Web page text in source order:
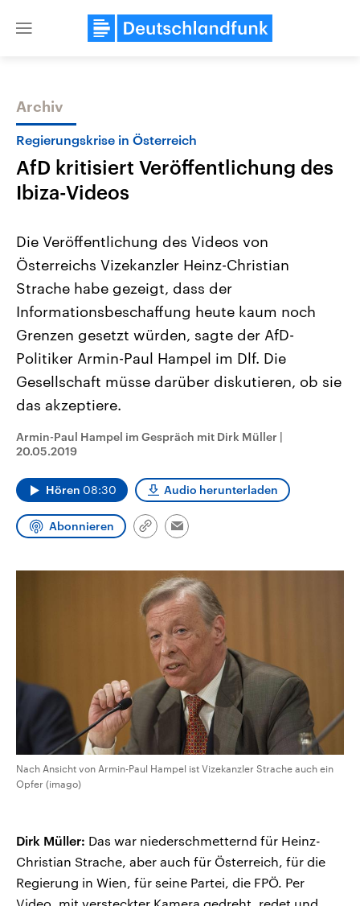
Close
Themen
Landtagswahl Sachsen-Anhalt
2026
Alle Informationen
Sachsen-Anhalt wählt am 6.
September 2026 einen neuen
Landtag. Seit 2021 wird das
Bundesland von einer Koalition aus
Umfragen, Prognosen,
Wahlprogramme, aktuelle Berichte
und Hintergründe zu den Parteien
Wahl.
USA
Aktuelle Beiträge,
Hintergründe
Wirtschaftlich und
gehören die Vereinigten
den mächtigsten Ländern
mit großem Einfluss auf
Sendungen Programm
Audio-Archiv
Archiv
Regierungskrise in Österreich
AfD kritisiert Veröffentlichung des
Ibiza-Videos
Die Veröffentlichung des Videos von
Österreichs Vizekanzler Heinz-Christian
Strache habe gezeigt, dass der
Informationsbeschaffung heute kaum noch
Grenzen gesetzt würden, sagte der AfD-
Politiker Armin-Paul Hampel im Dlf. Die
Gesellschaft müsse darüber diskutieren, ob sie
das akzeptiere.
Armin-Paul Hampel im Gespräch mit Dirk Müller |
20.05.2019
Hören 08:30 Audio herunterladen
Abonnieren
Link
Email
Nach Ansicht von Armin-Paul Hampel ist Vizekanzler Strache auch ein
Opfer (imago)
Dirk Müller: Das war niederschmetternd für Heinz-
Christian Strache, aber auch für Österreich, für die
Regierung in Wien, für seine Partei, die FPÖ. Per